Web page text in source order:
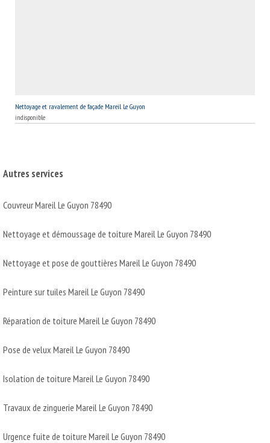
Nettoyage et ravalement de façade Mareil Le Guyon
indisponible
Autres services
Couvreur Mareil Le Guyon 78490
Nettoyage et démoussage de toiture Mareil Le Guyon 78490
Nettoyage et pose de gouttières Mareil Le Guyon 78490
Peinture sur tuiles Mareil Le Guyon 78490
Réparation de toiture Mareil Le Guyon 78490
Pose de velux Mareil Le Guyon 78490
Isolation de toiture Mareil Le Guyon 78490
Travaux de zinguerie Mareil Le Guyon 78490
Urgence fuite de toiture Mareil Le Guyon 78490